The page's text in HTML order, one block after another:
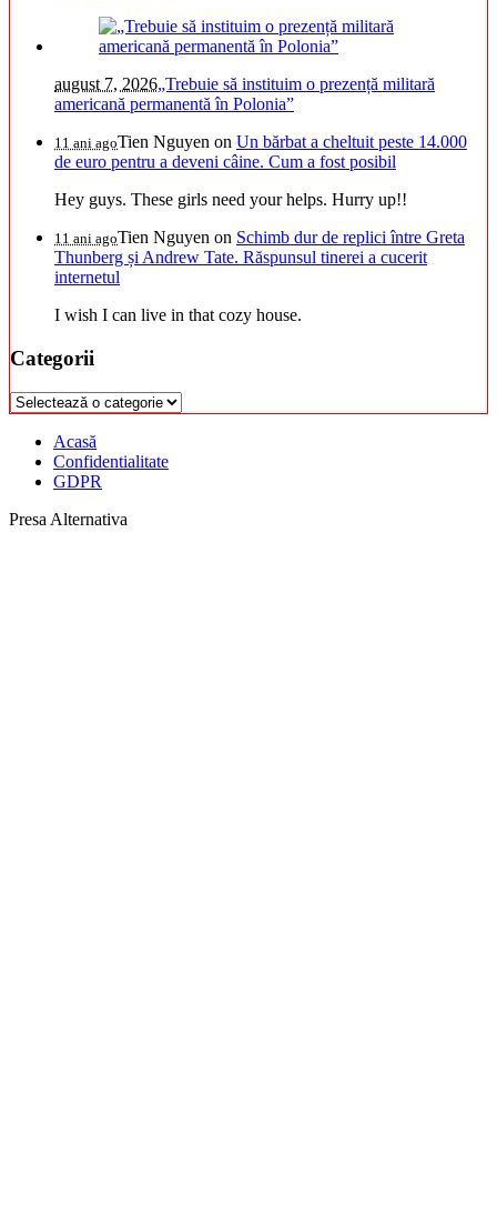
august 7, 2026„Trebuie să instituim o prezență militară
americană permanentă în Polonia”
11 ani agoTien Nguyen on Un bărbat a cheltuit peste 14.000
de euro pentru a deveni câine. Cum a fost posibil
Hey guys. These girls need your helps. Hurry up!!
11 ani agoTien Nguyen on Schimb dur de replici între Greta
Thunberg și Andrew Tate. Răspunsul tinerei a cucerit
internetul
I wish I can live in that cozy house.
Categorii
Categorii
Acasă
Confidentialitate
GDPR
Presa Alternativa